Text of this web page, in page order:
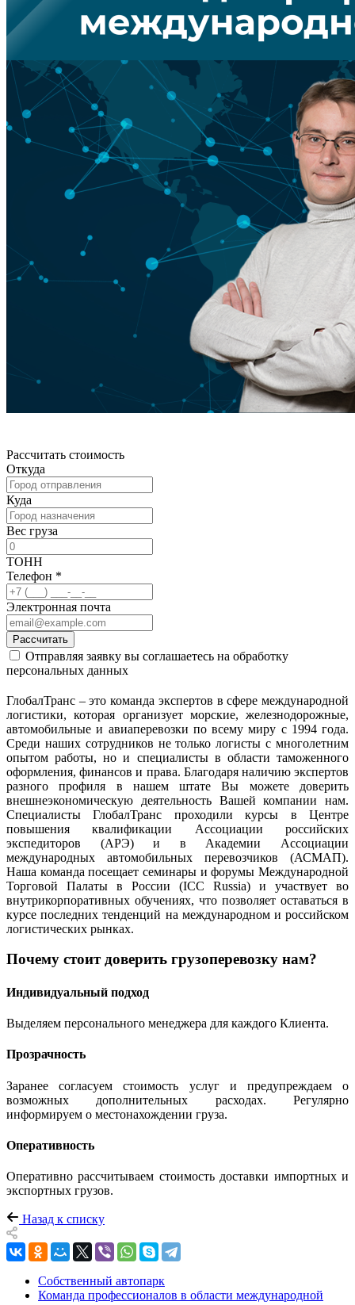
Рассчитать стоимость
Откуда
Куда
Вес груза
ТОНН
Телефон *
Электронная почта
Рассчитать
Отправляя заявку вы соглашаетесь на обработку
персональных данных
ГлобалТранс – это команда экспертов в сфере международной
логистики, которая организует морские, железнодорожные,
автомобильные и авиаперевозки по всему миру с 1994 года.
Среди наших сотрудников не только логисты с многолетним
опытом работы, но и специалисты в области таможенного
оформления, финансов и права. Благодаря наличию экспертов
разного профиля в нашем штате Вы можете доверить
внешнеэкономическую деятельность Вашей компании нам.
Специалисты ГлобалТранс проходили курсы в Центре
повышения квалификации Ассоциации российских
экспедиторов (АРЭ) и в Академии Ассоциации
международных автомобильных перевозчиков (АСМАП).
Наша команда посещает семинары и форумы Международной
Торговой Палаты в России (ICC Russia) и участвует во
внутрикорпоративных обучениях, что позволяет оставаться в
курсе последних тенденций на международном и российском
логистических рынках.
Почему стоит доверить грузоперевозку нам?
Индивидуальный подход
Выделяем персонального менеджера для каждого Клиента.
Прозрачность
Заранее согласуем стоимость услуг и предупреждаем о
возможных дополнительных расходах. Регулярно
информируем о местонахождении груза.
Оперативность
Оперативно рассчитываем стоимость доставки импортных и
экспортных грузов.
Назад к списку
Собственный автопарк
Команда профессионалов в области международной